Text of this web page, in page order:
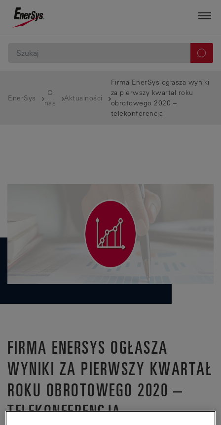
EnerSys
O
nas
Aktualności
Firma EnerSys ogłasza wyniki
za pierwszy kwartał roku
obrotowego 2020 –
telekonferencja
FIRMA ENERSYS OGŁASZA
WYNIKI ZA PIERWSZY KWARTAŁ
ROKU OBROTOWEGO 2020 –
TELEKONFERENCJA